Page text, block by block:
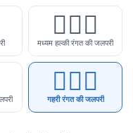
🧜🏼‍♀️
मध्यम हल्की रंगत की जलपरी
🧜🏿‍♀️
गहरी रंगत की जलपरी